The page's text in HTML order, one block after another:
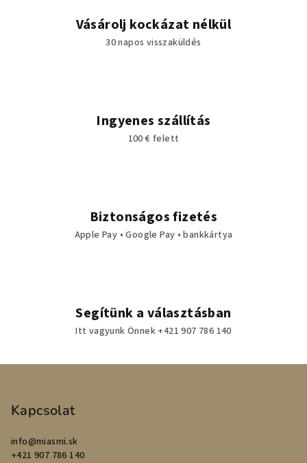
Vásárolj kockázat nélkül
30 napos visszaküldés
Ingyenes szállítás
100 € felett
Biztonságos fizetés
Apple Pay • Google Pay • bankkártya
Segítünk a választásban
Itt vagyunk Önnek +421 907 786 140
Kapcsolat
info@miasmi.sk
+421 907 786 140